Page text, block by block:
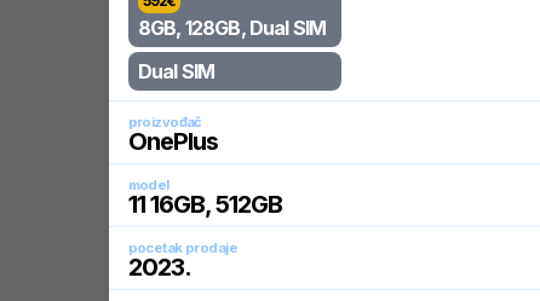
8GB, 128GB, Dual SIM
Dual SIM
proizvođač
OnePlus
model
11 16GB, 512GB
pocetak prodaje
2023.